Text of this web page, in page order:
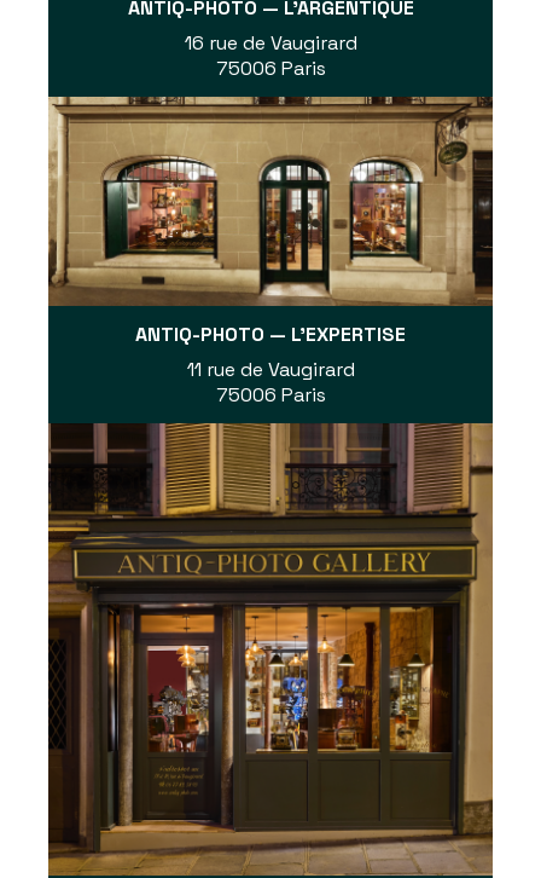
ANTIQ-PHOTO — L'ARGENTIQUE
16 rue de Vaugirard
75006 Paris
ANTIQ-PHOTO — L'EXPERTISE
11 rue de Vaugirard
75006 Paris